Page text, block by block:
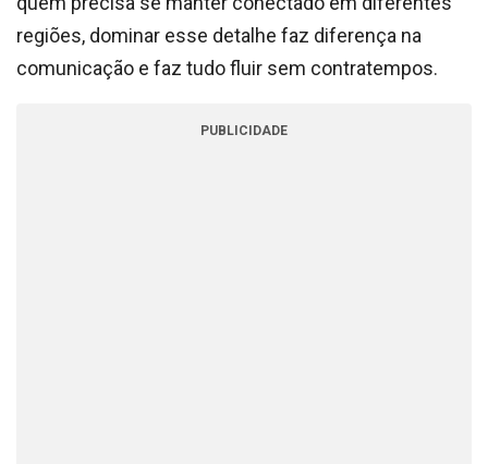
regiões, dominar esse detalhe faz diferença na
comunicação e faz tudo fluir sem contratempos.
PUBLICIDADE